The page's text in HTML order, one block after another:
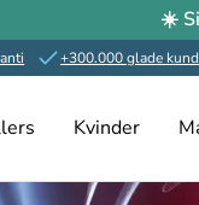
☀️
+300.000 glade
Kvinder